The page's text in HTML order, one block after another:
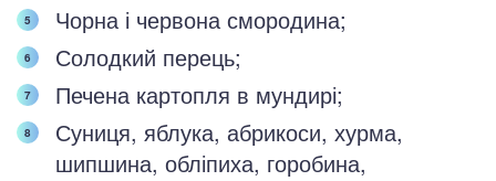
Чорна і червона смородина;
Солодкий перець;
Печена картопля в мундирі;
Суниця, яблука, абрикоси, хурма,
шипшина, обліпиха, горобина,